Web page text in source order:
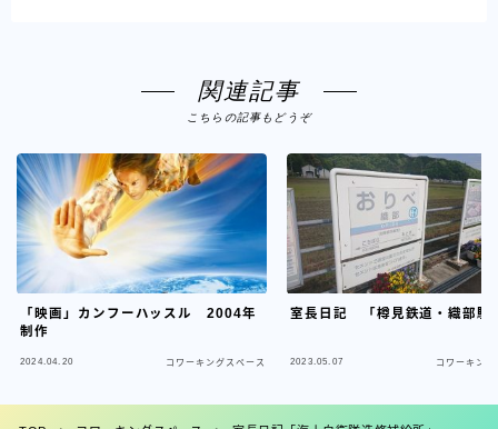
関連記事
こちらの記事もどうぞ
「映画」カンフーハッスル 2004年
制作
2024.04.20 コワーキングスペース
室長日記 「樽見鉄道・織部駅
2023.05.07 コワーキング